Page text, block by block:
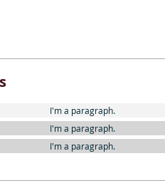
I'm a paragraph.
I'm a paragraph.
I'm a paragraph.